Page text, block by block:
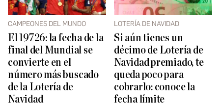
CAMPEONES DEL MUNDO
El 19726: la fecha de la
final del Mundial se
convierte en el
número más buscado
de la Lotería de
Navidad
LOTERÍA DE NAVIDAD
Si aún tienes un
décimo de Lotería de
Navidad premiado, te
queda poco para
cobrarlo: conoce la
fecha límite